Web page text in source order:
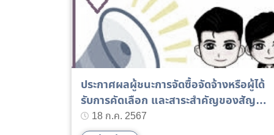
ประกาศผลผู้ชนะการจัดซื้อจัดจ้างหรือผู้ได้
รับการคัดเลือก และสาระสำคัญของสัญญา
หรือข้อตกลงเป็นหนังสือ ประจำไตรมาสที่ 3
18 ก.ค. 2567